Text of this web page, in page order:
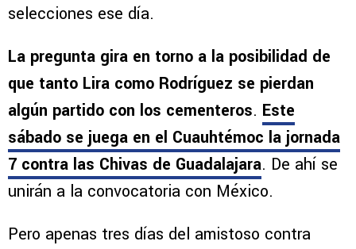
selecciones ese día.
La pregunta gira en torno a la posibilidad de
que tanto Lira como Rodríguez se pierdan
algún partido con los cementeros. Este
sábado se juega en el Cuauhtémoc la jornada
7 contra las Chivas de Guadalajara. De ahí se
unirán a la convocatoria con México.
Pero apenas tres días del amistoso contra